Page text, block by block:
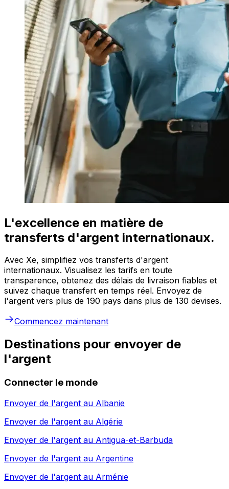
L'excellence en matière de
transferts d'argent internationaux.
Avec Xe, simplifiez vos transferts d'argent
internationaux. Visualisez les tarifs en toute
transparence, obtenez des délais de livraison fiables et
suivez chaque transfert en temps réel. Envoyez de
l'argent vers plus de 190 pays dans plus de 130 devises.
Commencez maintenant
Destinations pour envoyer de
l'argent
Connecter le monde
Envoyer de l'argent au Albanie
Envoyer de l'argent au Algérie
Envoyer de l'argent au Antigua-et-Barbuda
Envoyer de l'argent au Argentine
Envoyer de l'argent au Arménie